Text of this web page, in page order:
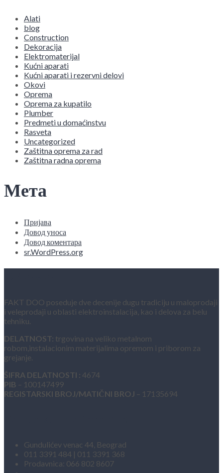
Alati
blog
Construction
Dekoracija
Elektromaterijal
Kućni aparati
Kućni aparati i rezervni delovi
Okovi
Oprema
Oprema za kupatilo
Plumber
Predmeti u domaćinstvu
Rasveta
Uncategorized
Zaštitna oprema za rad
Zaštitna radna oprema
Мета
Пријава
Довод уноса
Довод коментара
sr.WordPress.org
FAKT DOO poseduje dve decenije dugu tradiciju u maloprodaji
i veleprodaji u oblasti elektroinstalacija, kao i delova za belu
tehniku.
DELATNOST: trgovina na veliko metalnom
robom,instalacionim materijalima opremom i priborom za
grejanje.
ŠIFRA DELATNOSTI : 4674
PIB – 100147499
REGISTARSKI BROJ/MATIČNI BROJ – 17135694
Gundulićev venac 44, Beograd
011 3391 484 | 011 3391 368
Prodavnica: 066 802 8607